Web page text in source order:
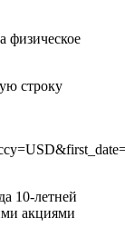
строку
10-летней
акциями